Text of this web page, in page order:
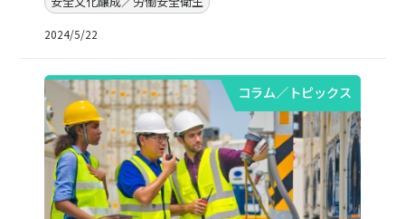
2024/5/22
コラム／トピックス